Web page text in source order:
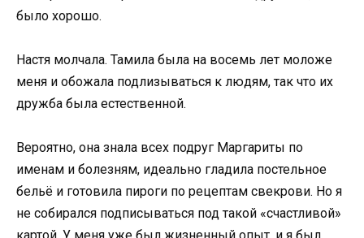
было хорошо.
Настя молчала. Тамила была на восемь лет моложе
меня и обожала подлизываться к людям, так что их
дружба была естественной.
Вероятно, она знала всех подруг Маргариты по
именам и болезням, идеально гладила постельное
бельё и готовила пироги по рецептам свекрови. Но я
не собирался подписываться под такой «счастливой»